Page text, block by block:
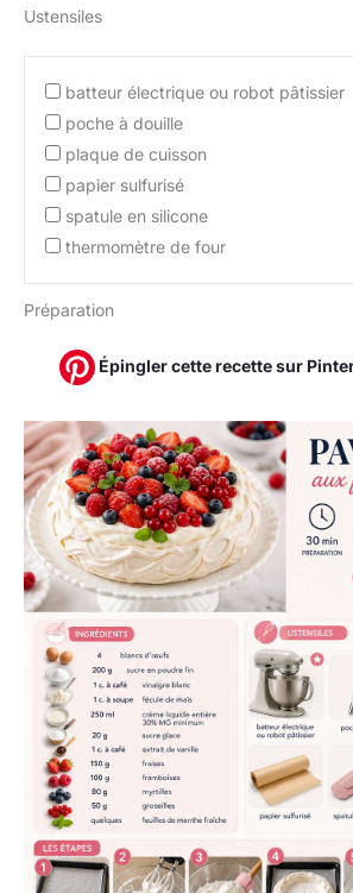
Ustensiles
batteur électrique ou robot pâtissier
poche à douille
plaque de cuisson
papier sulfurisé
spatule en silicone
thermomètre de four
Préparation
Épingler cette recette sur